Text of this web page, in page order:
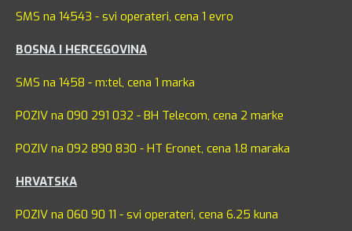
SMS na 14543 - svi operateri, cena 1 evro
BOSNA I HERCEGOVINA
SMS na 1458 - m:tel, cena 1 marka
POZIV na 090 291 032 - BH Telecom, cena 2 marke
POZIV na 092 890 830 - HT Eronet, cena 1.8 maraka
HRVATSKA
POZIV na 060 90 11 - svi operateri, cena 6.25 kuna